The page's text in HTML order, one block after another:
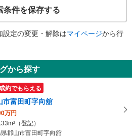
条件を保存する
定の変更・解除はマイページから行
から探す
約でもらえる
市富田町字向舘
万円
2
（登記）
郡山市富田町字向舘